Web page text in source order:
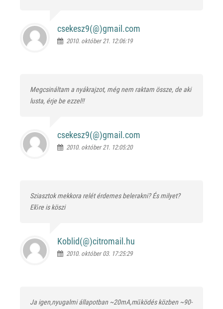
csekesz9(@)gmail.com
2010. október 21. 12:06:19
Megcsináltam a nyákrajzot, még nem raktam össze, de aki
lusta, érje be ezzel!!
csekesz9(@)gmail.com
2010. október 21. 12:05:20
Sziasztok mekkora relét érdemes belerakni? És milyet?
Előre is köszi
Koblid(@)citromail.hu
2010. október 03. 17:25:29
Ja igen,nyugalmi állapotban ~20mA,működés közben ~90-